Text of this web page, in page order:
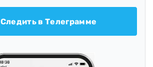
Следить в Телеграмме